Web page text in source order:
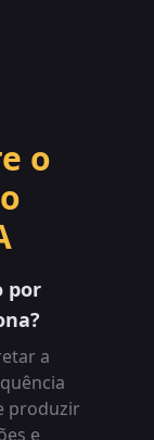
o
por
a
produzir
e